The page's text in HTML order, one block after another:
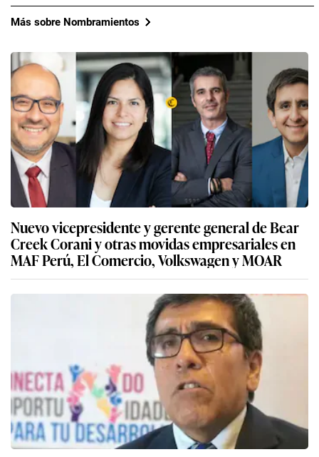
Más sobre Nombramientos
Nuevo vicepresidente y gerente general de Bear
Creek Corani y otras movidas empresariales en
MAF Perú, El Comercio, Volkswagen y MOAR